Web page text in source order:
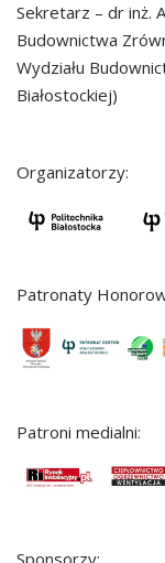
Sekretarz – dr inż.
Budownictwa
Wydziału
Białostockiej)
Organizatorzy:
Patronaty
Patroni medialni: